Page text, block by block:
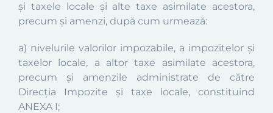
şi taxele locale şi alte taxe asimilate acestora,
precum şi amenzi, după cum urmează:
a) nivelurile valorilor impozabile, a impozitelor şi
taxelor locale, a altor taxe asimilate acestora,
precum şi amenzile administrate de către
Direcţia Impozite şi taxe locale, constituind
ANEXA I;